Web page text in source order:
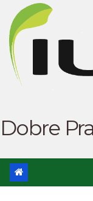
content
Dobre